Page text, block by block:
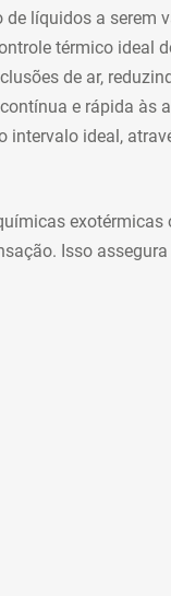
líquidos a serem
térmico ideal
de ar,
e rápida às
ideal,
Isso